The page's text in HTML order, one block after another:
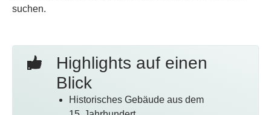
suchen.
Highlights auf einen
Blick
Historisches Gebäude aus dem